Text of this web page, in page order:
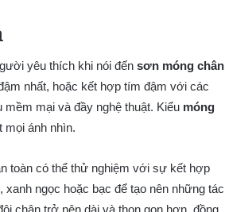
yêu thích khi nói đến sơn móng chân
nhất, hoặc kết hợp tím đậm với các
mại và đầy nghệ thuật. Kiểu móng
mọi ánh nhìn.
toàn có thể thử nghiệm với sự kết hợp
ngọc hoặc bạc để tạo nên những tác